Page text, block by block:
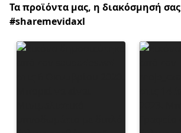
Τα προϊόντα μας, η διακόσμησή σας
#sharemevidaxl